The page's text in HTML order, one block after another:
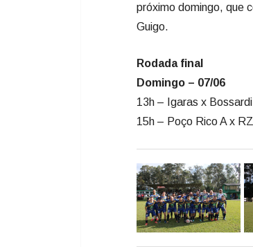
próximo domingo, que
Guigo.
Rodada final
Domingo – 07/06
13h – Igaras x Bossardi
15h – Poço Rico A x